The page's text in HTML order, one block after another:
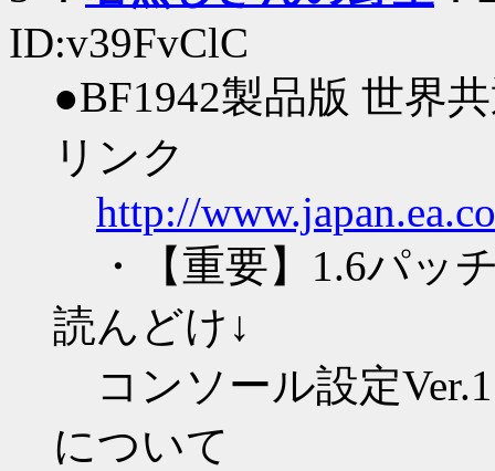
ID:v39FvClC
●BF1942製品版 世界
リンク
http://
・【重要】1.6パッ
読んどけ↓
コンソール設定
について